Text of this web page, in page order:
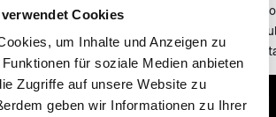
Cookies
um Inhalte und Anzeigen zu
für soziale Medien anbieten
Zugriffe auf unsere Website zu
geben wir Informationen zu Ihrer
Mietwagen bei 2 Personen:
Mietwagen bei 3 Personen:
Mietwagen bei 4 Personen: